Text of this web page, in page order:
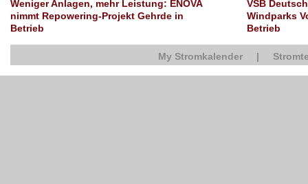
Weniger Anlagen, mehr Leistung: ENOVA
nimmt Repowering-Projekt Gehrde in
Betrieb
VSB
Windparks
Betrieb
My Stromkalender |